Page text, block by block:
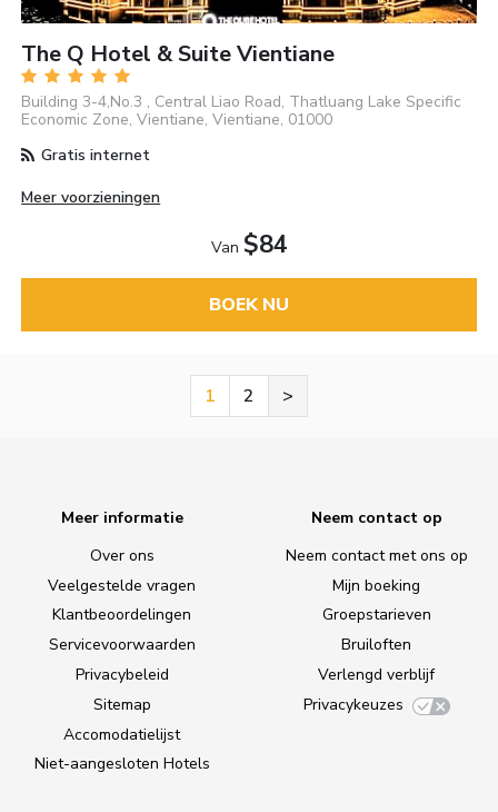
The Q Hotel & Suite Vientiane
Building 3-4,No.3 , Central Liao Road, Thatluang Lake Specific
Economic Zone, Vientiane, Vientiane, 01000
Gratis internet
Meer voorzieningen
Van $84
BOEK NU
1 2 >
Meer informatie
Over ons
Veelgestelde vragen
Klantbeoordelingen
Servicevoorwaarden
Privacybeleid
Sitemap
Accomodatielijst
Niet-aangesloten Hotels
Neem contact op
Neem contact met ons op
Mijn boeking
Groepstarieven
Bruiloften
Verlengd verblijf
Privacykeuzes